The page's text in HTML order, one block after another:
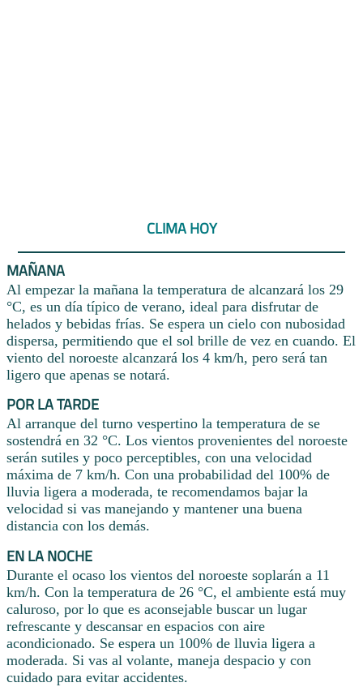
CLIMA HOY
MAÑANA
Al empezar la mañana la temperatura de alcanzará los 29
°C, es un día típico de verano, ideal para disfrutar de
helados y bebidas frías. Se espera un cielo con nubosidad
dispersa, permitiendo que el sol brille de vez en cuando. El
viento del noroeste alcanzará los 4 km/h, pero será tan
ligero que apenas se notará.
POR LA TARDE
Al arranque del turno vespertino la temperatura de se
sostendrá en 32 °C. Los vientos provenientes del noroeste
serán sutiles y poco perceptibles, con una velocidad
máxima de 7 km/h. Con una probabilidad del 100% de
lluvia ligera a moderada, te recomendamos bajar la
velocidad si vas manejando y mantener una buena
distancia con los demás.
EN LA NOCHE
Durante el ocaso los vientos del noroeste soplarán a 11
km/h. Con la temperatura de 26 °C, el ambiente está muy
caluroso, por lo que es aconsejable buscar un lugar
refrescante y descansar en espacios con aire
acondicionado. Se espera un 100% de lluvia ligera a
moderada. Si vas al volante, maneja despacio y con
cuidado para evitar accidentes.